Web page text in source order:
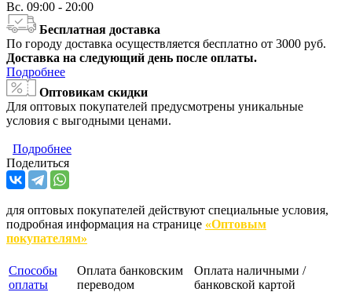
Вс. 09:00 - 20:00
Бесплатная доставка
По городу доставка осуществляется бесплатно от 3000 руб.
Доставка на следующий день после оплаты.
Подробнее
Оптовикам скидки
Для оптовых покупателей предусмотрены уникальные
условия с выгодными ценами.
Подробнее
Поделиться
для оптовых покупателей действуют специальные условия,
подробная информация на странице «Оптовым
покупателям»
Способы
оплаты
Оплата банковским
переводом
Оплата наличными /
банковской картой